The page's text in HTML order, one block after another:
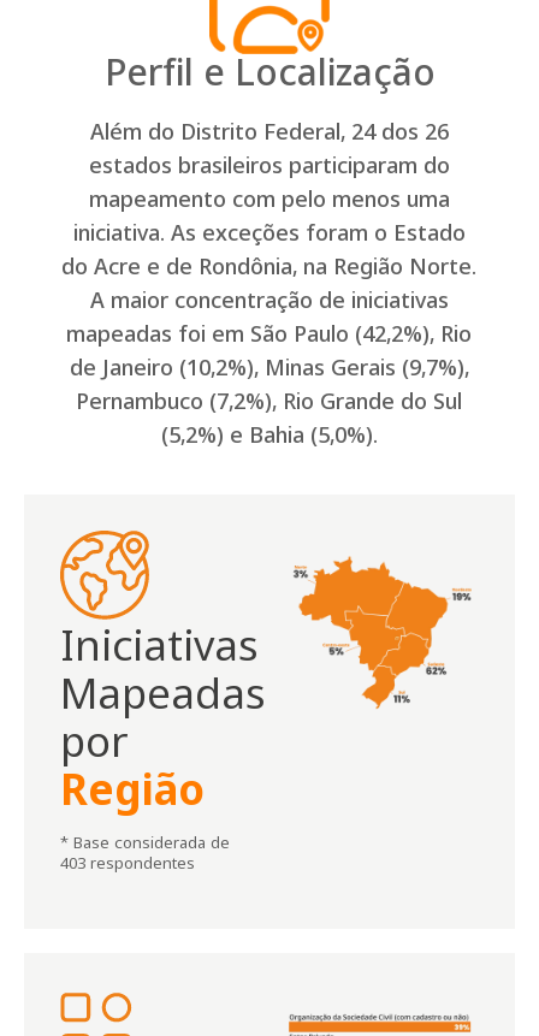
Perfil e Localização
Além do Distrito Federal, 24 dos 26
estados brasileiros participaram do
mapeamento com pelo menos uma
iniciativa. As exceções foram o Estado
do Acre e de Rondônia, na Região Norte.
A maior concentração de iniciativas
mapeadas foi em São Paulo (42,2%), Rio
de Janeiro (10,2%), Minas Gerais (9,7%),
Pernambuco (7,2%), Rio Grande do Sul
(5,2%) e Bahia (5,0%).
Iniciativas
Mapeadas
por
Região
* Base considerada de
403 respondentes